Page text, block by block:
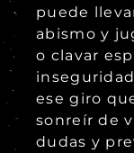
puede
abismo y
o clavar
ese giro
sonreír de
dudas y